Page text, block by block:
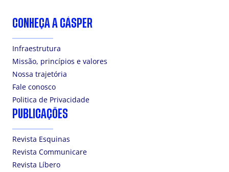
CONHEÇA A CÁSPER
Infraestrutura
Missão, princípios e valores
Nossa trajetória
Fale conosco
Politica de Privacidade
PUBLICAÇÕES
Revista Esquinas
Revista Communicare
Revista Líbero